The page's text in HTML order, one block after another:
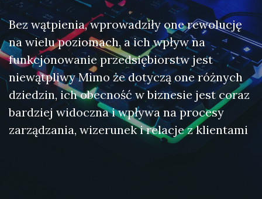
Bez wątpienia, wprowadziły one rewolucję
na wielu poziomach, a ich wpływ na
funkcjonowanie przedsiębiorstw jest
niewątpliwy Mimo że dotyczą one różnych
dziedzin, ich obecność w biznesie jest coraz
bardziej widoczna i wpływa na procesy
zarządzania, wizerunek i relacje z klientami